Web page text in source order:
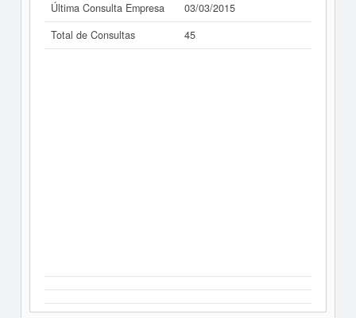
Última Consulta Empresa
03/03/2015
Total de Consultas
45